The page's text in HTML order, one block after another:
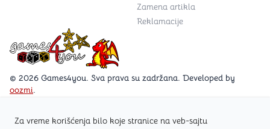
Za vreme korišćenja bilo koje stranice na veb-sajtu
Games4you logo
© 2026 Games4you. Sva prava su zadržana. Developed by
oozmi.
Zamena artikla
Reklamacije